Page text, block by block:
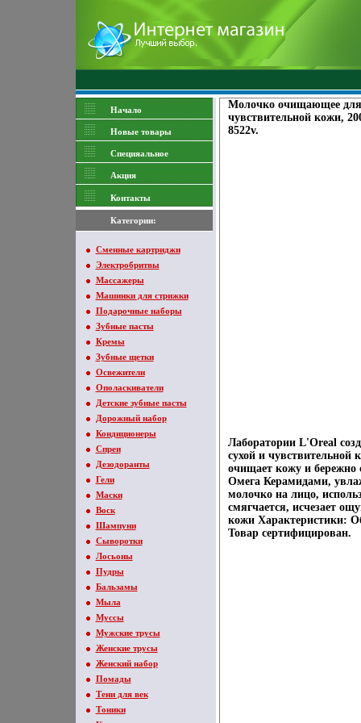
Начало
Новые товары
Специяальное
Акция
Контакты
Категории:
Сменные картриджи
Электробритвы
Массажеры
Машинки для стрижки
Подарочные наборы
Зубные пасты
Кремы
Зубные щетки
Освежители
Ополаскиватели
Детские зубные пасты
Дорожный набор
Кондиционеры
Спреи
Дезодоранты
Гели
Маски
Воск
Шампуни
Сыворотки
Лосьоны
Пудры
Бальзамы
Мыла
Муссы
Мужские трусы
Женские трусы
Женский набор
Помады
Тени для век
Тоники
Молочко очищающее
чувствительной кожи,
8522v.
Лаборатории L'Oreal
сухой и
очищает кожу и бережно
Омега Керамидами,
молочко на лицо,
смягчается, исчезает
кожи Характеристики:
Товар сертифицирован.